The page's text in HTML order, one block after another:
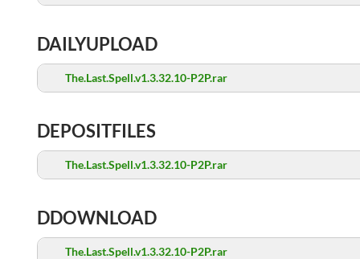
DAILYUPLOAD
The.Last.Spell.v1.3.32.10-P2P.rar
DEPOSITFILES
The.Last.Spell.v1.3.32.10-P2P.rar
DDOWNLOAD
The.Last.Spell.v1.3.32.10-P2P.rar